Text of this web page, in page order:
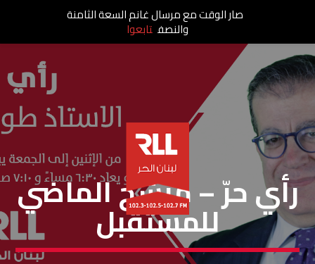
رأي حر
رأي حرّ – مرشح الماضي
للمستقبل
صار الوقت مع مرسال غانم السعة الثامنة
والنصف تابعوا